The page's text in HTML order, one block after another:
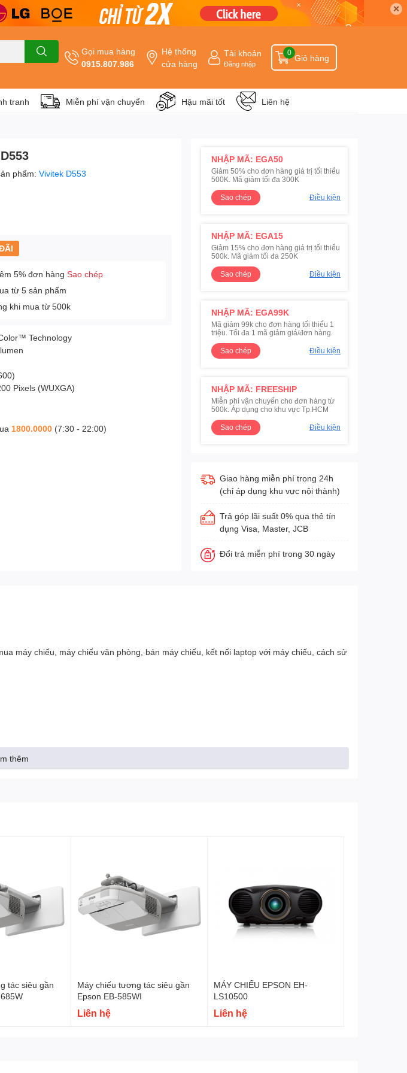
✕
Gọi mua hàng
0915.807.986
Hệ thống
cửa hàng
Tài khoản
Đăng nhập
Giỏ hàng
0
tranh Miễn phí vận chuyển Hậu mãi tốt Liên hệ
phẩm:Vivitek D553
5% đơn hàngSao chép
từ 5 sản phẩm
khi mua từ 500k
Technology
Pixels (WUXGA)
1800.0000(7:30 - 22:00)
NHẬP MÃ: EGA50
Giảm 50% cho đơn hàng giá trị tối thiểu
500K. Mã giảm tối đa 300K
Sao chép
Điều kiện
NHẬP MÃ: EGA15
Giảm 15% cho đơn hàng giá trị tối thiểu
500k. Mã giảm tối đa 250K
Sao chép
Điều kiện
NHẬP MÃ: EGA99K
Mã giảm 99k cho đơn hàng tối thiểu 1
triệu. Tối đa 1 mã giảm giá/đơn hàng.
Sao chép
Điều kiện
NHẬP MÃ: FREESHIP
Miễn phí vận chuyển cho đơn hàng từ
500k. Áp dụng cho khu vực Tp.HCM
Sao chép
Điều kiện
Giao hàng miễn phí trong 24h
(chỉ áp dụng khu vực nội thành)
Trả góp lãi suất 0% qua thẻ tín
dụng Visa, Master, JCB
Đổi trả miễn phí trong 30 ngày
máy chiếu, máy chiếu văn phòng, bán máy chiếu, kết nối laptop với máy chiếu, cách sử
D553
thêm
tác siêu gần
Máy chiếu tương tác siêu gần
Epson EB-585WI
Liên hệ
MÁY CHIẾU EPSON EH-
LS10500
Liên hệ